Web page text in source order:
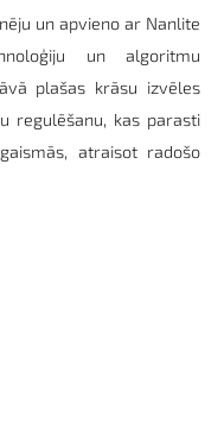
un apvieno ar Nanlite
un algoritmu
plašas krāsu izvēles
regulēšanu, kas parasti
atraisot radošo